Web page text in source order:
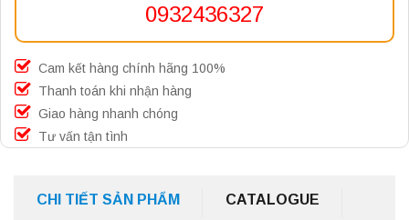
0932436327
Cam kết hàng chính hãng 100%
Thanh toán khi nhận hàng
Giao hàng nhanh chóng
Tư vấn tận tình
CHI TIẾT SẢN PHẨM CATALOGUE